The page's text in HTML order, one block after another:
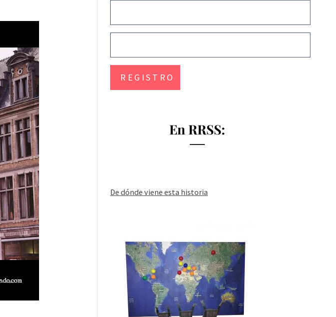
En RRSS:
De dónde viene esta historia